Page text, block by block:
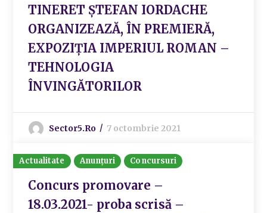
TINERET ȘTEFAN IORDACHE
ORGANIZEAZĂ, ÎN PREMIERĂ,
EXPOZIȚIA IMPERIUL ROMAN –
TEHNOLOGIA
ÎNVINGĂTORILOR
Sector5.ro 7 octombrie 2021
Actualitate Anunțuri Concursuri
Concurs promovare –
18.03.2021- proba scrisă –